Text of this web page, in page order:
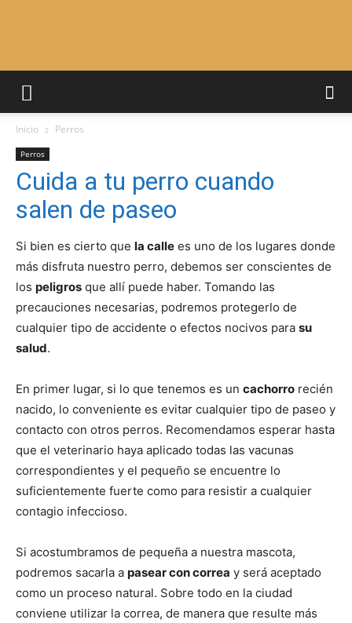
Adiestrar
Razas
Perros
–
Inicio Perros
Perros
Cuida a tu perro cuando
salen de paseo
Si bien es cierto que la calle es uno de los lugares donde
más disfruta nuestro perro, debemos ser conscientes de
los peligros que allí puede haber. Tomando las
precauciones necesarias, podremos protegerlo de
cualquier tipo de accidente o efectos nocivos para su
salud.
En primer lugar, si lo que tenemos es un cachorro recién
nacido, lo conveniente es evitar cualquier tipo de paseo y
contacto con otros perros. Recomendamos esperar hasta
que el veterinario haya aplicado todas las vacunas
correspondientes y el pequeño se encuentre lo
suficientemente fuerte como para resistir a cualquier
contagio infeccioso.
Si acostumbramos de pequeña a nuestra mascota,
podremos sacarla a pasear con correa y será aceptado
como un proceso natural. Sobre todo en la ciudad
conviene utilizar la correa, de manera que resulte más